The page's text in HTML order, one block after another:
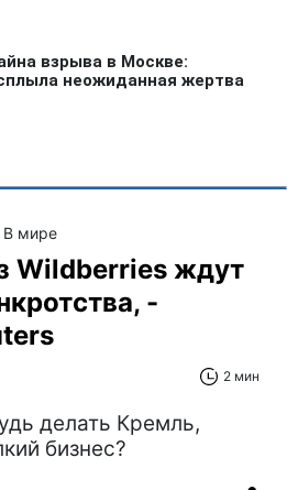
В мире
Wildberries ждут
-
2 мин
делать Кремль,
бизнес?